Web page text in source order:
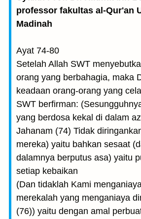
professor fakultas al-Qur'an
Madinah
Ayat 74-80
Setelah Allah SWT
orang yang berbahagia, maka
keadaan orang-orang yang
SWT berfirman:
yang berdosa kekal di dalam
Jahanam (74) Tidak
mereka) yaitu bahkan sesaat
dalamnya berputus asa) yaitu
setiap kebaikan
(Dan tidaklah Kami
merekalah yang menganiaya
(76)) yaitu dengan amal